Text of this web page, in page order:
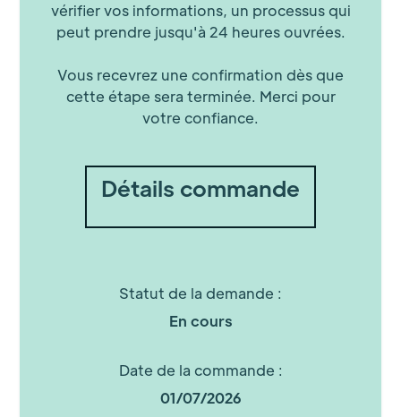
vérifier vos informations, un processus qui
peut prendre jusqu'à 24 heures ouvrées.
Vous recevrez une confirmation dès que
cette étape sera terminée. Merci pour
votre confiance.
Détails commande
Statut de la demande :
En cours
Date de la commande :
01/07/2026